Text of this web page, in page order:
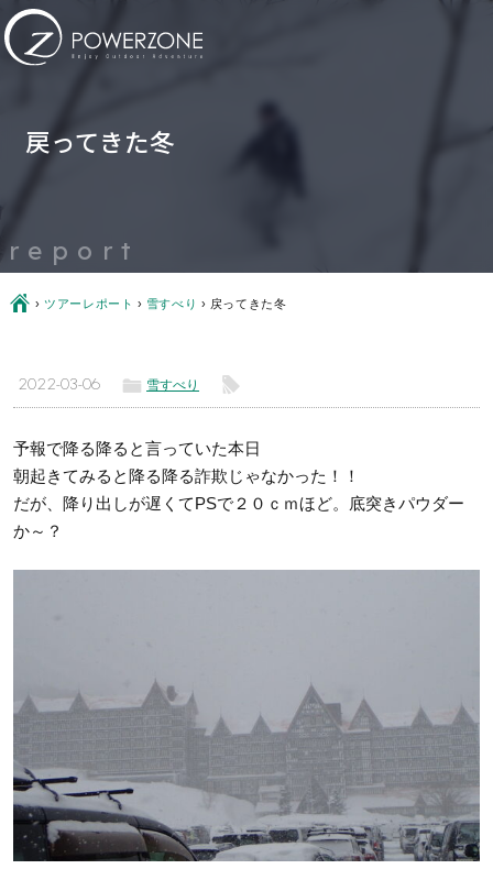
report
戻ってきた冬
Ç ›ツアーレポート › 雪すべり › 戻ってきた冬
2022-03-06 ë 雪すべり l
予報で降る降ると言っていた本日
朝起きてみると降る降る詐欺じゃなかった！！
だが、降り出しが遅くてPSで２０ｃｍほど。底突きパウダー
か～？